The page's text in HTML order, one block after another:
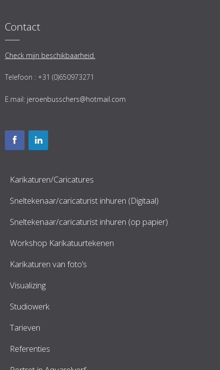
Contact
Check mijn beschikbaarheid.
Telefoon : +31 (0)650973271
E.mail: jeroenbusschers@hotmail.com
Karikaturen/Caricatures
Sneltekenaar/caricaturist inhuren (Digitaal)
Sneltekenaar/caricaturist inhuren (op papier)
Workshop Karikatuurtekenen
Karikaturen van foto’s
Visualizing
Studiowerk
Tarieven
Referenties